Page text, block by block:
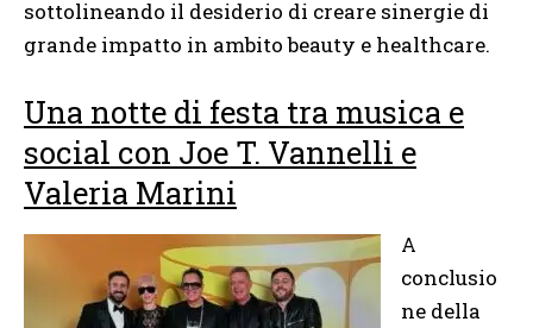
sottolineando il desiderio di creare sinergie di
grande impatto in ambito beauty e healthcare.
Una notte di festa tra musica e
social con Joe T. Vannelli e
Valeria Marini
A
conclusio
ne della